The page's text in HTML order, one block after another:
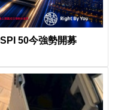
50今強勢開募